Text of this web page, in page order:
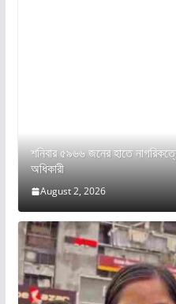
শনিবার ৫৯৬৬ জনের হাতে
অধিকারী
August 2, 2026